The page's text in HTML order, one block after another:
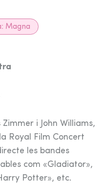
Magna
i John Williams,
Royal Film Concert
les bandes
com «Gladiator»,
Potter», etc.